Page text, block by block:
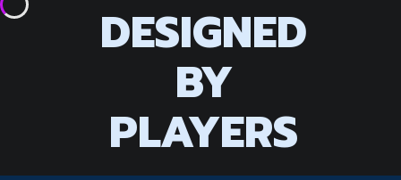
DESIGNED
BY
PLAYERS